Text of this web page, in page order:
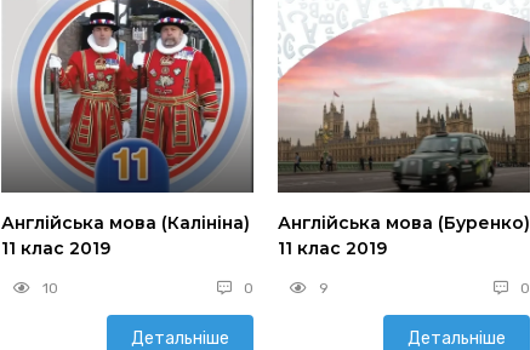
Англійська мова (Калініна)
11 клас 2019
10 0
Детальніше
Англійська мова (Буренко)
11 клас 2019
9 0
Детальніше